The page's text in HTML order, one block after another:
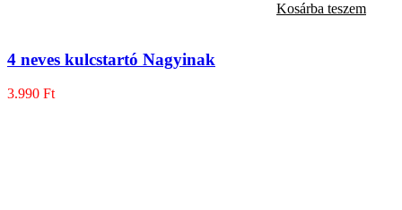
Kosárba teszem
4 neves kulcstartó Nagyinak
3.990 Ft